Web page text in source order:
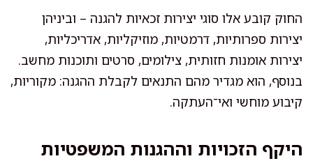
החוק קובע אלו סוגי יצירות זכאיות להגנה – וביניהן
יצירות ספרותיות, דרמטיות, מוזיקליות, אדריכליות,
יצירות אומנות חזותית, צילומים, סרטים ותוכנות מחשב.
בנוסף, הוא מגדיר מהם התנאים לקבלת ההגנה: מקוריות,
קיבוע מוחשי ואי־העתקה.
היקף הזכויות וההגנות המשפטיות